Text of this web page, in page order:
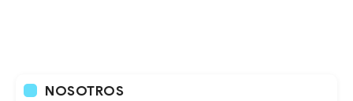
NOSOTROS